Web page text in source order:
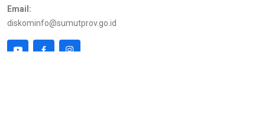
Email:
diskominfo@sumutprov.go.id